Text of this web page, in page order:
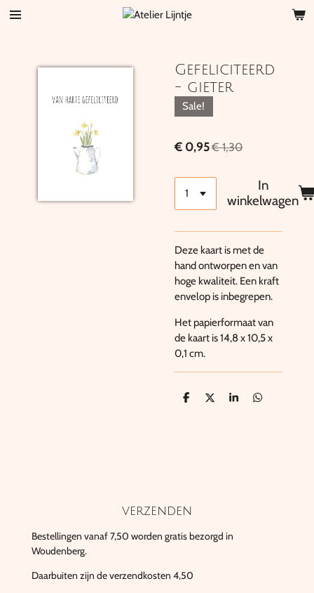
Ga
Gefeliciteerd
- gieter
Sale!
€ 0,95€ 1,30
In
winkelwagen
Deze kaart is met de
hand ontworpen en van
hoge kwaliteit. Een kraft
envelop is inbegrepen.
Het papierformaat van
de kaart is 14,8 x 10,5 x
0,1 cm.
D
D
S
D
verzenden
Bestellingen vanaf 7,50 worden gratis bezorgd in
Woudenberg.
Daarbuiten zijn de verzendkosten 4,50